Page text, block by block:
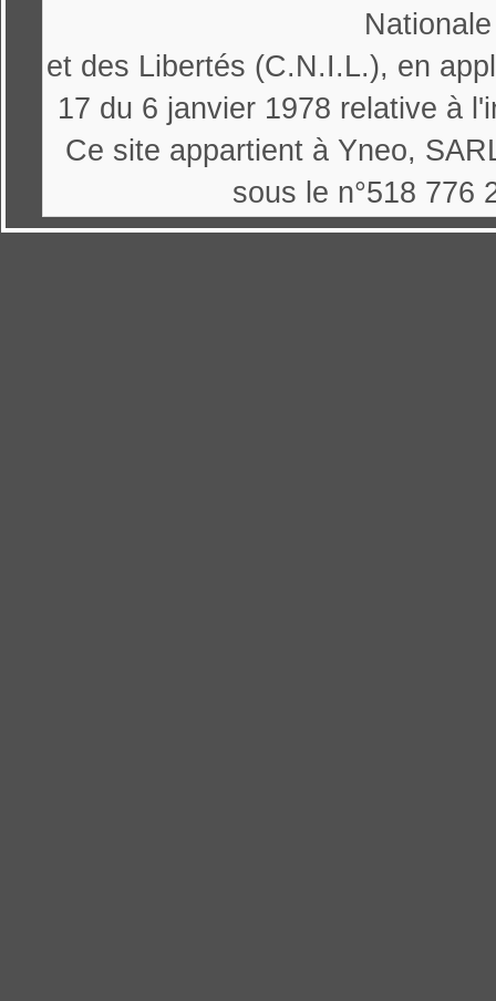
et des Libertés (C.N.I.L.), en
17 du 6 janvier 1978 relative à
Ce site appartient à Yneo,
sous le n°518 776